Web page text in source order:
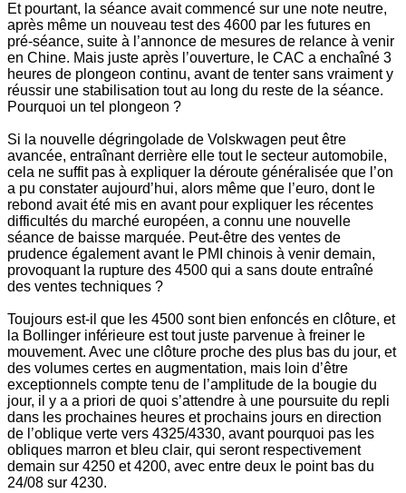
Et pourtant, la séance avait commencé sur une note neutre,
après même un nouveau test des 4600 par les futures en
pré-séance, suite à l’annonce de mesures de relance à venir
en Chine. Mais juste après l’ouverture, le CAC a enchaîné 3
heures de plongeon continu, avant de tenter sans vraiment y
réussir une stabilisation tout au long du reste de la séance.
Pourquoi un tel plongeon ?
Si la nouvelle dégringolade de Volskwagen peut être
avancée, entraînant derrière elle tout le secteur automobile,
cela ne suffit pas à expliquer la déroute généralisée que l’on
a pu constater aujourd’hui, alors même que l’euro, dont le
rebond avait été mis en avant pour expliquer les récentes
difficultés du marché européen, a connu une nouvelle
séance de baisse marquée. Peut-être des ventes de
prudence également avant le PMI chinois à venir demain,
provoquant la rupture des 4500 qui a sans doute entraîné
des ventes techniques ?
Toujours est-il que les 4500 sont bien enfoncés en clôture, et
la Bollinger inférieure est tout juste parvenue à freiner le
mouvement. Avec une clôture proche des plus bas du jour, et
des volumes certes en augmentation, mais loin d’être
exceptionnels compte tenu de l’amplitude de la bougie du
jour, il y a a priori de quoi s’attendre à une poursuite du repli
dans les prochaines heures et prochains jours en direction
de l’oblique verte vers 4325/4330, avant pourquoi pas les
obliques marron et bleu clair, qui seront respectivement
demain sur 4250 et 4200, avec entre deux le point bas du
24/08 sur 4230.